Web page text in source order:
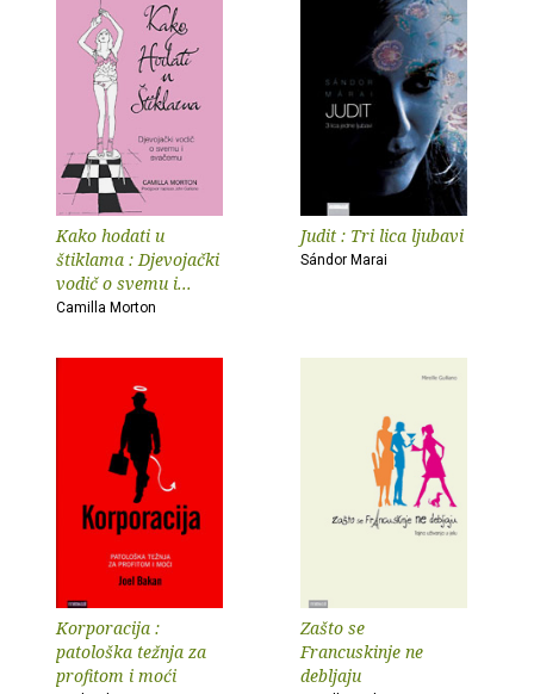
Kako hodati u
štiklama : Djevojački
vodič o svemu i...
Camilla Morton
Judit : Tri lica ljubavi
Sándor Marai
Korporacija :
patološka težnja za
profitom i moći
Zašto se
Francuskinje ne
debljaju